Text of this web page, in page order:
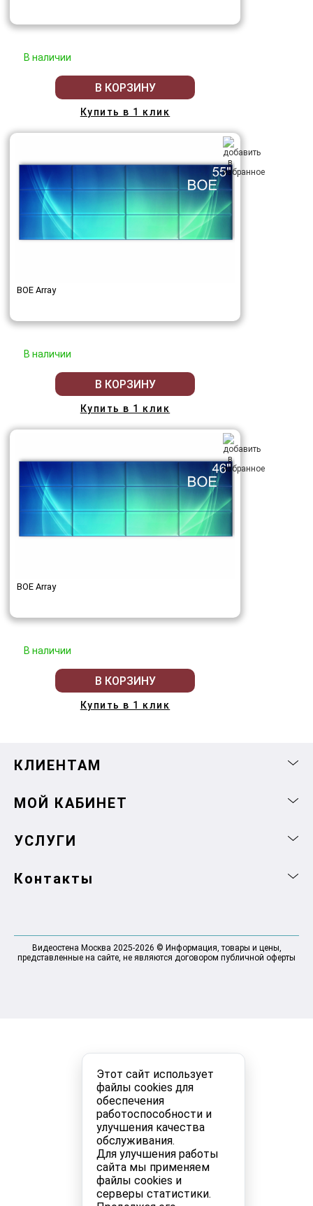
Этот сайт использует
файлы cookies для
обеспечения
работоспособности и
улучшения качества
обслуживания.
Для улучшения работы
сайта мы применяем
файлы cookies и
серверы статистики.
В наличии
В КОРЗИНУ
Купить в 1 клик
BOE Array
В наличии
В КОРЗИНУ
Купить в 1 клик
BOE Array
В наличии
В КОРЗИНУ
Купить в 1 клик
КЛИЕНТАМ
МОЙ КАБИНЕТ
УСЛУГИ
Контакты
Видеостена Москва 2025-2026 © Информация, товары и цены,
представленные на сайте, не являются договором публичной оферты